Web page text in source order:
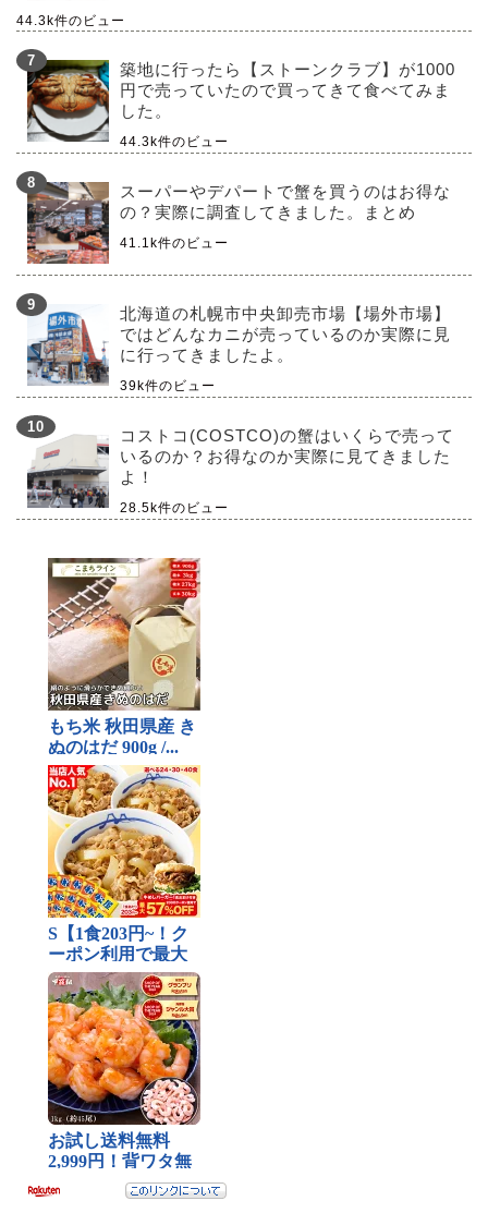
44.3k件のビュー
築地に行ったら【ストーンクラブ】が1000
円で売っていたので買ってきて食べてみま
した。
44.3k件のビュー
スーパーやデパートで蟹を買うのはお得な
の？実際に調査してきました。まとめ
41.1k件のビュー
北海道の札幌市中央卸売市場【場外市場】
ではどんなカニが売っているのか実際に見
に行ってきましたよ。
39k件のビュー
コストコ(COSTCO)の蟹はいくらで売って
いるのか？お得なのか実際に見てきました
よ！
28.5k件のビュー